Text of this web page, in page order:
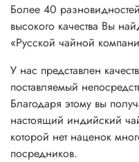
Более 40
высокого качества Вы
«Русской чайной
У нас представлен
поставляемый
Благодаря этому вы
настоящий индийский
которой нет наценок
посредников.